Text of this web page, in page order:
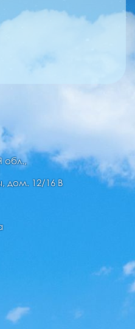
обл.,
дом. 12/16 В